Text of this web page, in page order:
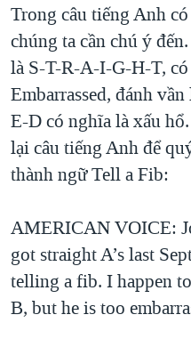
Trong câu tiếng Anh
chúng ta cần chú ý
là S-T-R-A-I-G-H-T,
Embarrassed, đánh
E-D có nghĩa là xấu
lại câu tiếng Anh để
thành ngữ Tell a Fib:
AMERICAN VOICE:
got straight A’s last
telling a fib. I happen
B, but he is too